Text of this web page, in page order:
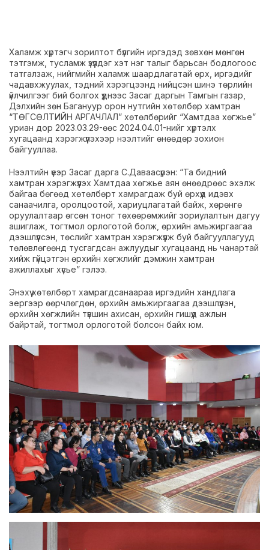
Халамж хүртэгч зорилтот бүлгийн иргэдэд зөвхөн мөнгөн
тэтгэмж, тусламж үзүүлдэг хэт нэг талыг барьсан бодлогоос
татгалзаж, нийгмийн халамж шаардлагатай өрх, иргэдийг
чадавхжуулах, тэдний хэрэгцээнд нийцсэн шинэ төрлийн
үйлчилгээг бий болгох үүднээс Засаг даргын Тамгын газар,
Дэлхийн зөн Багануур орон нутгийн хөтөлбөр хамтран
“ТӨГСӨЛТИЙН АРГАЧЛАЛ” хөтөлбөрийг “Хамтдаа хөгжье”
уриан дор 2023.03.29-өөс 2024.04.01-нийг хүртэлх
хугацаанд хэрэгжүүлэхээр нээлтийг өнөөдөр зохион
байгууллаа.
Нээлтийн үеэр Засаг дарга С.Даваасүрэн: “Та бидний
хамтран хэрэгжүүлэх Хамтдаа хөгжье аян өнөөдрөөс эхэлж
байгаа бөгөөд хөтөлбөрт хамрагдаж буй өрхүүд идэвх
санаачилга, оролцоотой, хариуцлагатай байж, хөрөнгө
оруулалтаар өгсөн тоног төхөөрөмжийг зориулалтын дагуу
ашиглаж, тогтмол орлоготой болж, өрхийн амьжиргаагаа
дээшлүүлсэн, төслийг хамтран хэрэгжүүлж буй байгууллагууд
төлөвлөгөөнд тусгагдсан ажлуудыг хугацаанд нь чанартай
хийж гүйцэтгэн өрхийн хөгжлийг дэмжин хамтран
ажиллахыг хүсье” гэлээ.
Энэхүү хөтөлбөрт хамрагдсанаараа иргэдийн хандлага
эергээр өөрчлөгдөн, өрхийн амьжиргаагаа дээшлүүлэн,
өрхийн хөгжлийн түвшин ахисан, өрхийн гишүүд ажлын
байртай, тогтмол орлоготой болсон байх юм.